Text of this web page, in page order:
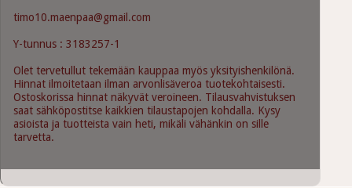
timo10.maenpaa@gmail.com
Y-tunnus : 3183257-1
Olet tervetullut tekemään kauppaa myös yksityishenkilönä.
Hinnat ilmoitetaan ilman arvonlisäveroa tuotekohtaisesti.
Ostoskorissa hinnat näkyvät veroineen. Tilausvahvistuksen
saat sähköpostitse kaikkien tilaustapojen kohdalla. Kysy
asioista ja tuotteista vain heti, mikäli vähänkin on sille
tarvetta.